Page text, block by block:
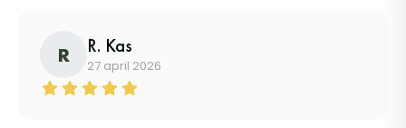
R R. Kas
27 april 2026